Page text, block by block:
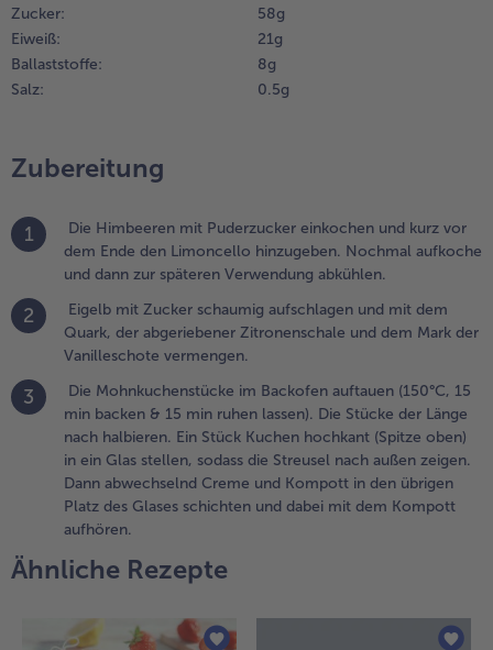
Stücke der
nach
Ein Stück
hochkant
zeigen. Dann
und
in den
Platz des
dabei mit dem
aufhören.
Zucker:
58 g
Eiweiß:
21 g
Ballaststoffe:
8 g
Salz:
0.5 g
Zubereitung
1
Die Himbeeren mit Puderzucker einkochen und kurz vor
dem Ende den Limoncello hinzugeben. Nochmal aufkoche
und dann zur späteren Verwendung abkühlen.
2
Eigelb mit Zucker schaumig aufschlagen und mit dem
Quark, der abgeriebener Zitronenschale und dem Mark der
Vanilleschote vermengen.
3
Die Mohnkuchenstücke im Backofen auftauen (150°C, 15
min backen & 15 min ruhen lassen). Die Stücke der Länge
nach halbieren. Ein Stück Kuchen hochkant (Spitze oben)
in ein Glas stellen, sodass die Streusel nach außen zeigen.
Dann abwechselnd Creme und Kompott in den übrigen
Platz des Glases schichten und dabei mit dem Kompott
aufhören.
Ähnliche Rezepte